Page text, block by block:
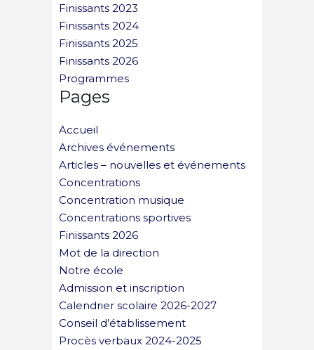
Finissants 2023
Finissants 2024
Finissants 2025
Finissants 2026
Programmes
Pages
Accueil
Archives événements
Articles – nouvelles et événements
Concentrations
Concentration musique
Concentrations sportives
Finissants 2026
Mot de la direction
Notre école
Admission et inscription
Calendrier scolaire 2026-2027
Conseil d’établissement
Procès verbaux 2024-2025